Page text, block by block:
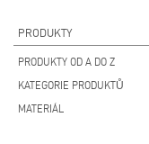
PRODUKTY
PRODUKTY OD A DO Z
KATEGORIE PRODUKTŮ
MATERIÁL